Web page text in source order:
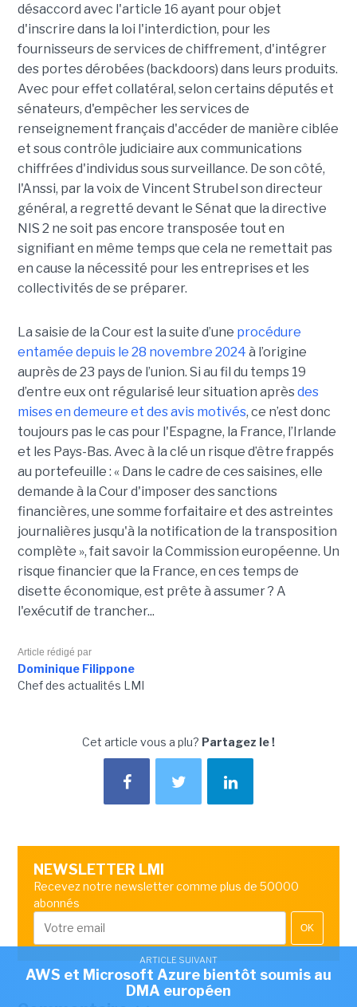
désaccord avec l'article 16 ayant pour objet
d'inscrire dans la loi l'interdiction, pour les
fournisseurs de services de chiffrement, d'intégrer
des portes dérobées (backdoors) dans leurs produits.
Avec pour effet collatéral, selon certains députés et
sénateurs, d'empêcher les services de
renseignement français d'accéder de manière ciblée
et sous contrôle judiciaire aux communications
chiffrées d'individus sous surveillance. De son côté,
l'Anssi, par la voix de Vincent Strubel son directeur
général, a regretté devant le Sénat que la directive
NIS 2 ne soit pas encore transposée tout en
signifiant en même temps que cela ne remettait pas
en cause la nécessité pour les entreprises et les
collectivités de se préparer.
La saisie de la Cour est la suite d’une procédure
entamée depuis le 28 novembre 2024 à l’origine
auprès de 23 pays de l’union. Si au fil du temps 19
d’entre eux ont régularisé leur situation aprèsdes
mises en demeure et des avis motivés, ce n’est donc
toujours pas le cas pour l'Espagne, la France, l’Irlande
et les Pays-Bas. Avec à la clé un risque d’être frappés
au portefeuille : « Dans le cadre de ces saisines, elle
demande à la Cour d'imposer des sanctions
financières, une somme forfaitaire et des astreintes
journalières jusqu'à la notification de la transposition
complète », fait savoir la Commission européenne. Un
risque financier que la France, en ces temps de
disette économique, est prête à assumer ? A
l'exécutif de trancher...
Article rédigé par
Dominique Filippone
Chef des actualités LMI
Cet article vous a plu? Partagez le !
NEWSLETTER LMI
Recevez notre newsletter comme plus de 50000
abonnés
OK
ARTICLE SUIVANT
AWS et Microsoft Azure bientôt soumis au
DMA européen